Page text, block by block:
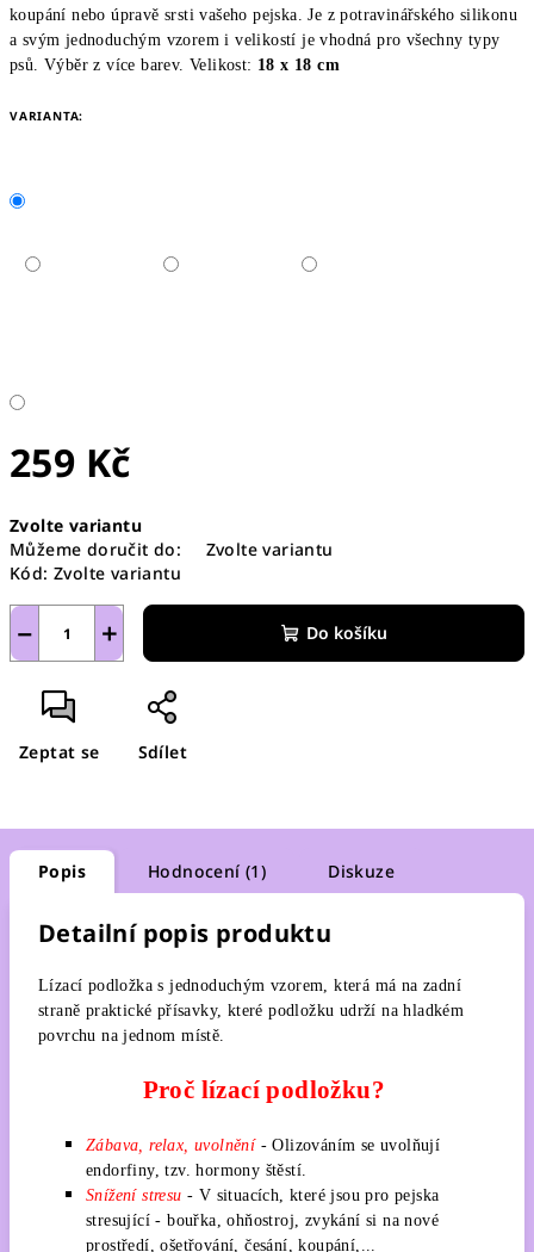
koupání nebo úpravě srsti vašeho pejska. Je z potravinářského silikonu
a svým jednoduchým vzorem i velikostí je vhodná pro všechny typy
psů. Výběr z více barev. Velikost: 18 x 18 cm
VARIANTA:
259 Kč
cena:
Zvolte variantu
Můžeme doručit do:
Zvolte variantu
Kód: Zvolte variantu
+
− Do košíku
Zeptat se Sdílet
Popis Hodnocení (1) Diskuze
Detailní popis produktu
Lízací podložka s jednoduchým vzorem, která má na zadní
straně praktické přísavky, které podložku udrží na hladkém
povrchu na jednom místě.
Proč lízací podložku?
Zábava, relax, uvolnění- Olizováním se uvolňují
endorfiny, tzv. hormony štěstí.
Snížení stresu - V situacích, které jsou pro pejska
stresující - bouřka, ohňostroj, zvykání si na nové
prostředí, ošetřování, česání, koupání,...